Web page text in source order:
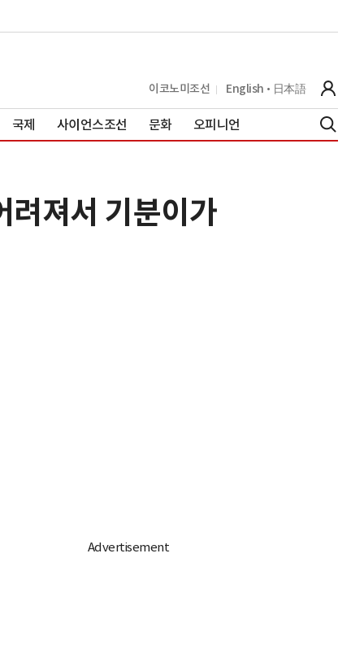
이코노미조선 English 日本語
국제 사이언스조선 문화 오피니언
져서 기분이가